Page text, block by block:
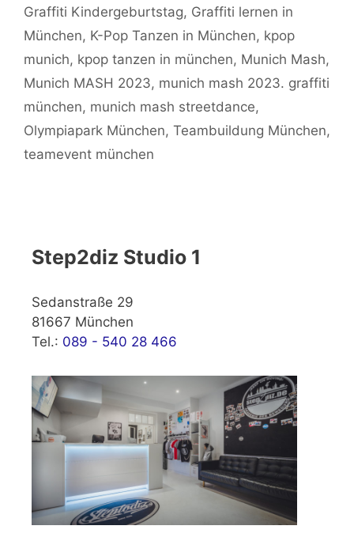
Graffiti Kindergeburtstag, Graffiti lernen in
München, K-Pop Tanzen in München, kpop
munich, kpop tanzen in münchen, Munich Mash,
Munich MASH 2023, munich mash 2023. graffiti
münchen, munich mash streetdance,
Olympiapark München, Teambuildung München,
teamevent münchen
Step2diz Studio 1
Sedanstraße 29
81667 München
Tel.: 089 - 540 28 466